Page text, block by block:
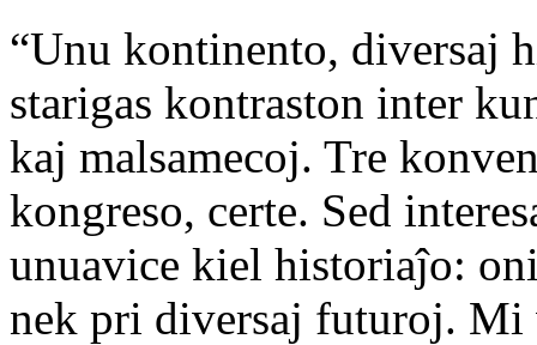
“Unu kontinento, diversaj
starigas kontraston inter
kaj malsamecoj. Tre
kongreso, certe. Sed
unuavice kiel historiaĵo:
nek pri diversaj futuroj.